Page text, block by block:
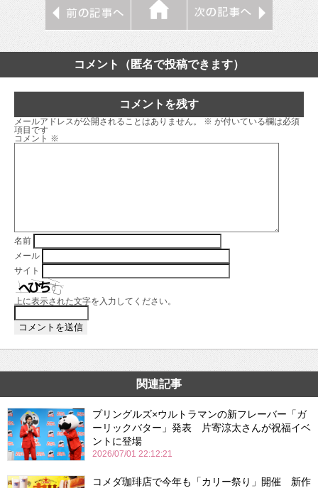
コメント（匿名で投稿できます）
コメントを残す
メールアドレスが公開されることはありません。 ※ が付いている欄は必須
項目です
コメント ※
名前
メール
サイト
上に表示された文字を入力してください。
関連記事
プリングルズ×ウルトラマンの新フレーバー「ガ
ーリックバター」発表 片寄涼太さんが祝福イベ
ントに登場
2026/07/01 22:12:21
コメダ珈琲店で今年も「カリー祭り」開催 新作